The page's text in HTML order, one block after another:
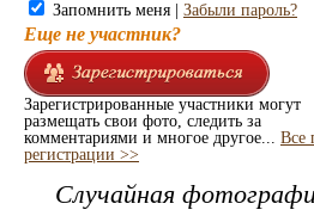
Запомнить меня | Забыли пароль?
Еще не участник?
Зарегистрированные участники могут
размещать свои фото, следить за
комментариями и многое другое... Все
регистрации >>
Случайная